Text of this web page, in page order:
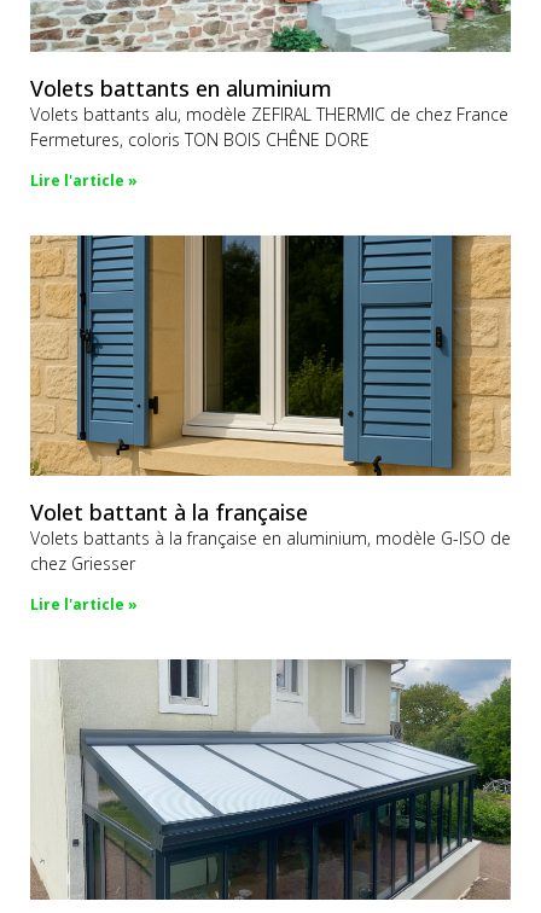
Volets battants en aluminium
Volets battants alu, modèle ZEFIRAL THERMIC de chez France
Fermetures, coloris TON BOIS CHÊNE DORE
Lire l'article »
Volet battant à la française
Volets battants à la française en aluminium, modèle G-ISO de
chez Griesser
Lire l'article »